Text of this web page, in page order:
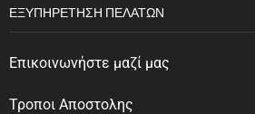
ΕΞΥΠΗΡΈΤΗΣΗ ΠΕΛΑΤΏΝ
Επικοινωνήστε μαζί μας
Τροποι Αποστολης